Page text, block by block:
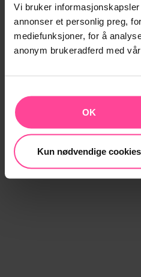
Vi bruker
annonser et personlig preg,
mediefunksjoner, for å
anonym brukeradferd med
OK
Kun nødvendige cookies